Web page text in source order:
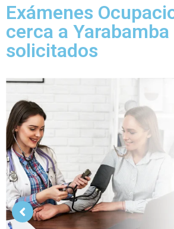
Exámenes
cerca a
solicitados